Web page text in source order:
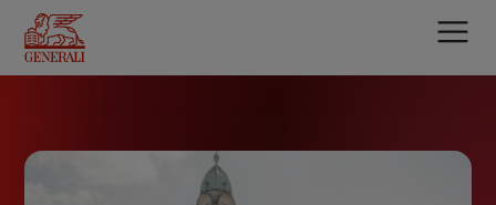
contenu
principal